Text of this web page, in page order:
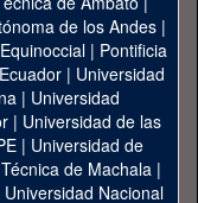
de los Andes|
| Pontificia
| Universidad
| Universidad
| Universidad de las
| Universidad de
de Machala|
Universidad Nacional